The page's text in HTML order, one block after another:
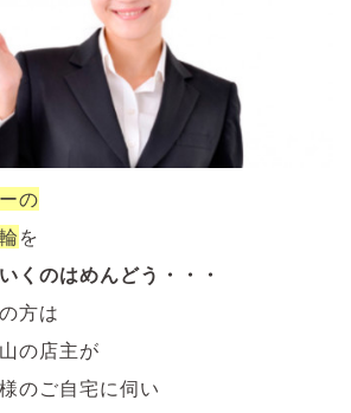
の
を
くのはめんどう・・・
方は
の店主が
のご自宅に伺い